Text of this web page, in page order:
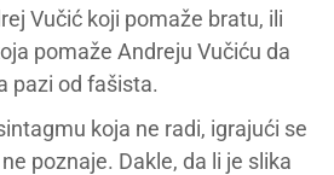
Vučić koji pomaže bratu, ili
pomaže Andreju Vučiću da
pazi od fašista.
koja ne radi, igrajući se
poznaje. Dakle, da li je slika